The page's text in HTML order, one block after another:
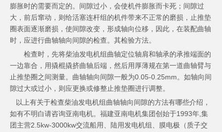
膨胀时的需要而定的。间隙过小，会使机件膨胀而卡死；间隙过
大，前后窜动，则给活塞连杆组的机件带来不正常的磨损，止推垫
圈表面逐渐磨损，使间隙改变，形成轴向位移，因此，在装配曲轴
时，应进行曲轴轴向间隙的检查。其检验方法。
检查时，先将柴油发电机组曲轴定位轴肩和轴承的承推端面的
一边靠合，用撬棍撬挤曲轴后端，然后用厚薄规在第一道曲轴臂与
止推垫圈之间测量。曲轴轴向间隙一般为0.05-0.25mm。如轴向间
隙过大或过小，则应更换或修整止推垫圈进行调整。
以上有关于检查柴油发电机组曲轴轴向间隙的方法有哪些介绍，
如有不明白请咨询亚南电机。福建亚南电机集团创始于1993年,集
团主营2.5kw-3000kw交流船用、陆用发电机组、膜电极（质子交